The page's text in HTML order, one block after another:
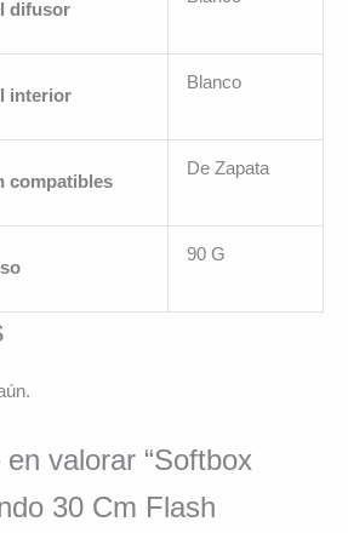
difusor
interior
Blanco
compatibles
De Zapata
90 G
valorar “Softbox
30 Cm Flash